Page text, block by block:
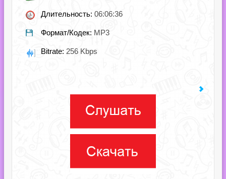
Длительность: 06:06:36
Формат/Кодек: MP3
Bitrate: 256 Kbps